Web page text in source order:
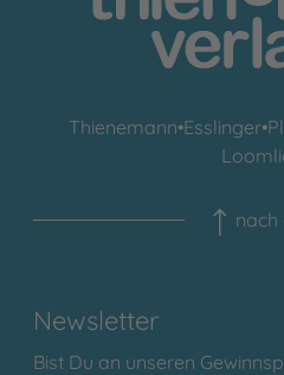
Thienemann•Esslinger•
nach
Newsletter
Bist Du an unseren